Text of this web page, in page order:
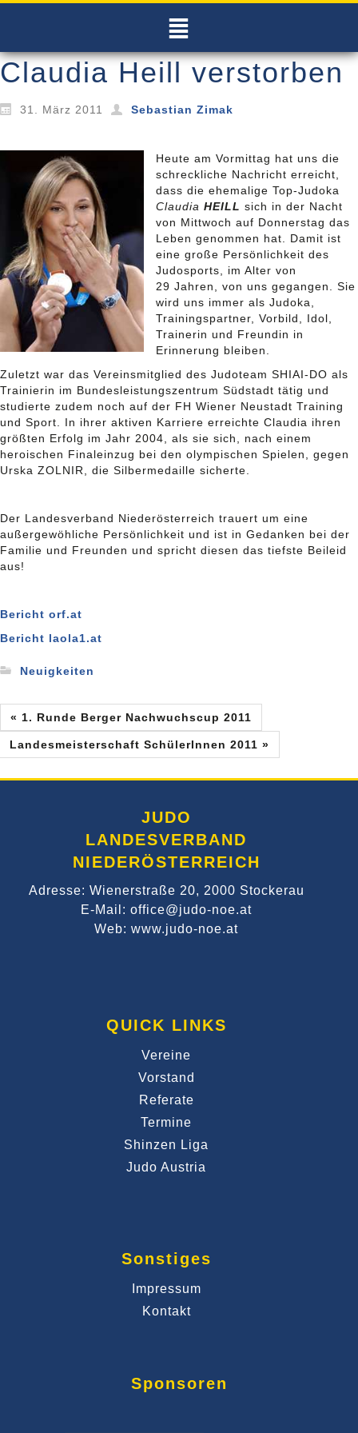
Claudia Heill verstorben
31. März 2011 Sebastian Zimak
Heute am Vormittag hat uns die
schreckliche Nachricht erreicht,
dass die ehemalige Top-Judoka
Claudia HEILL sich in der Nacht
von Mittwoch auf Donnerstag das
Leben genommen hat. Damit ist
eine große Persönlichkeit des
Judosports, im Alter von
29 Jahren, von uns gegangen. Sie
wird uns immer als Judoka,
Trainingspartner, Vorbild, Idol,
Trainerin und Freundin in
Erinnerung bleiben.
Zuletzt war das Vereinsmitglied des Judoteam SHIAI-DO als
Trainierin im Bundesleistungszentrum Südstadt tätig und
studierte zudem noch auf der FH Wiener Neustadt Training
und Sport. In ihrer aktiven Karriere erreichte Claudia ihren
größten Erfolg im Jahr 2004, als sie sich, nach einem
heroischen Finaleinzug bei den olympischen Spielen, gegen
Urska ZOLNIR, die Silbermedaille sicherte.
Der Landesverband Niederösterreich trauert um eine
außergewöhliche Persönlichkeit und ist in Gedanken bei der
Familie und Freunden und spricht diesen das tiefste Beileid
aus!
Bericht orf.at
Bericht laola1.at
Neuigkeiten
« 1. Runde Berger Nachwuchscup 2011
Landesmeisterschaft SchülerInnen 2011 »
JUDO
LANDESVERBAND
NIEDERÖSTERREICH
Adresse: Wienerstraße 20, 2000 Stockerau
E-Mail: office@judo-noe.at
Web: www.judo-noe.at
QUICK LINKS
Vereine
Vorstand
Referate
Termine
Shinzen Liga
Judo Austria
Sonstiges
Impressum
Kontakt
Sponsoren